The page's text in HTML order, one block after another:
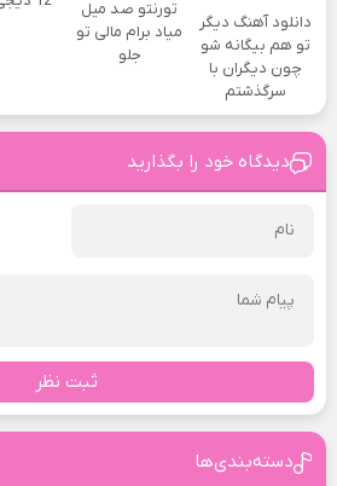
دانلود آهنگ دیگر
تو هم بیگانه شو
چون دیگران با
سرگذشتم
تورنتو صد میل
میاد برام مالی تو
جلو
دیدگاه خود را بگذارید
ثبت نظر
دسته‌بندی‌ها